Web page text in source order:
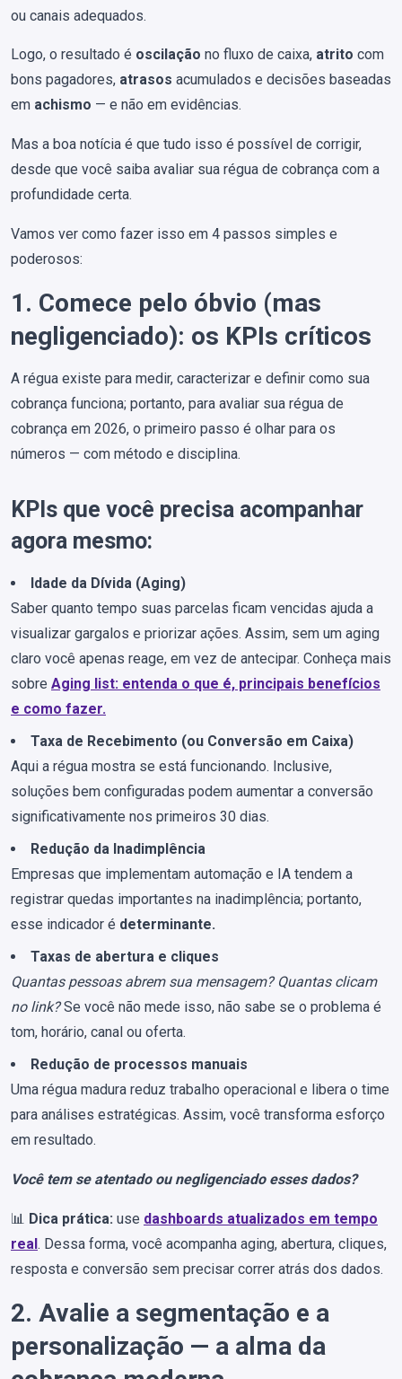
ou canais adequados.
Logo, o resultado é oscilação no fluxo de caixa, atrito com
bons pagadores, atrasos acumulados e decisões baseadas
em achismo — e não em evidências.
Mas a boa notícia é que tudo isso é possível de corrigir,
desde que você saiba avaliar sua régua de cobrança com a
profundidade certa.
Vamos ver como fazer isso em 4 passos simples e
poderosos:
1. Comece pelo óbvio (mas
negligenciado): os KPIs críticos
A régua existe para medir, caracterizar e definir como sua
cobrança funciona; portanto, para avaliar sua régua de
cobrança em 2026, o primeiro passo é olhar para os
números — com método e disciplina.
KPIs que você precisa acompanhar
agora mesmo:
Idade da Dívida (Aging)
Saber quanto tempo suas parcelas ficam vencidas ajuda a
visualizar gargalos e priorizar ações. Assim, sem um aging
claro você apenas reage, em vez de antecipar. Conheça mais
sobre Aging list: entenda o que é, principais benefícios
e como fazer.
Taxa de Recebimento (ou Conversão em Caixa)
Aqui a régua mostra se está funcionando. Inclusive,
soluções bem configuradas podem aumentar a conversão
significativamente nos primeiros 30 dias.
Redução da Inadimplência
Empresas que implementam automação e IA tendem a
registrar quedas importantes na inadimplência; portanto,
esse indicador é determinante.
Taxas de abertura e cliques
Quantas pessoas abrem sua mensagem? Quantas clicam
no link?Se você não mede isso, não sabe se o problema é
tom, horário, canal ou oferta.
Redução de processos manuais
Uma régua madura reduz trabalho operacional e libera o time
para análises estratégicas. Assim, você transforma esforço
em resultado.
Você tem se atentado ou negligenciado esses dados?
📊 Dica prática: use dashboards atualizados em tempo
real. Dessa forma, você acompanha aging, abertura, cliques,
resposta e conversão sem precisar correr atrás dos dados.
2. Avalie a segmentação e a
personalização — a alma da